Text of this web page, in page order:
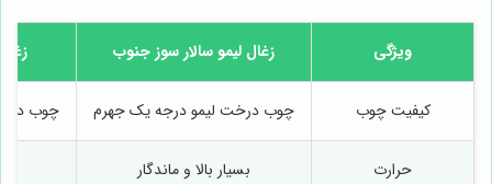
ویژگی زغال لیمو سالار سوز جنوب
کیفیت چوب چوب درخت لیمو درجه یک جهرم چوب
حرارت بسیار بالا و ماندگار